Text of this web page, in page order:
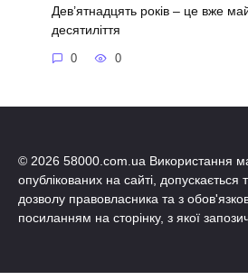
Дев’ятнадцять років – це вже
десятиліття
0 0
© 2026 58000.com.ua Використання
опублікованих на сайті, допускається
дозволу правовласника та з
посиланням на сторінку, з якої